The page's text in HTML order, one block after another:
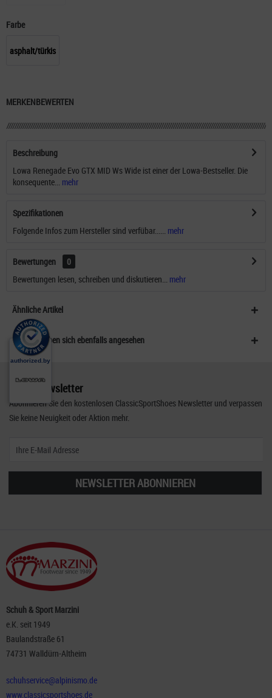
Farbe
asphalt/türkis
MERKENBEWERTEN
Beschreibung
Lowa Renegade Evo GTX MID Ws Wide ist einer der Lowa-Bestseller. Die
konsequente...
mehr
Spezifikationen
Folgende Infos zum Hersteller sind verfübar...... mehr
Bewertungen
0
Bewertungen lesen, schreiben und diskutieren...
mehr
Ähnliche Artikel
Kunden haben sich ebenfalls angesehen
Unser Newsletter
Abonnieren Sie den kostenlosen ClassicSportShoes Newsletter und verpassen
Sie keine Neuigkeit oder Aktion mehr.
NEWSLETTER ABONNIEREN
Schuh & Sport Marzini
e.K. seit 1949
Baulandstraße 61
74731 Walldürn-Altheim
schuhservice@alpinismo.de
www.classicsportshoes.de